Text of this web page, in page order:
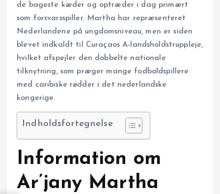
de bageste kæder og optræder i dag primært
som forsvarsspiller. Martha har repræsenteret
Nederlandene på ungdomsniveau, men er siden
blevet indkaldt til Curaçaos A-landsholdstruppleje,
hvilket afspejler den dobbelte nationale
tilknytning, som præger mange fodboldspillere
med caribiske rødder i det nederlandske
kongerige.
Indholdsfortegnelse
Information om
Ar’jany Martha